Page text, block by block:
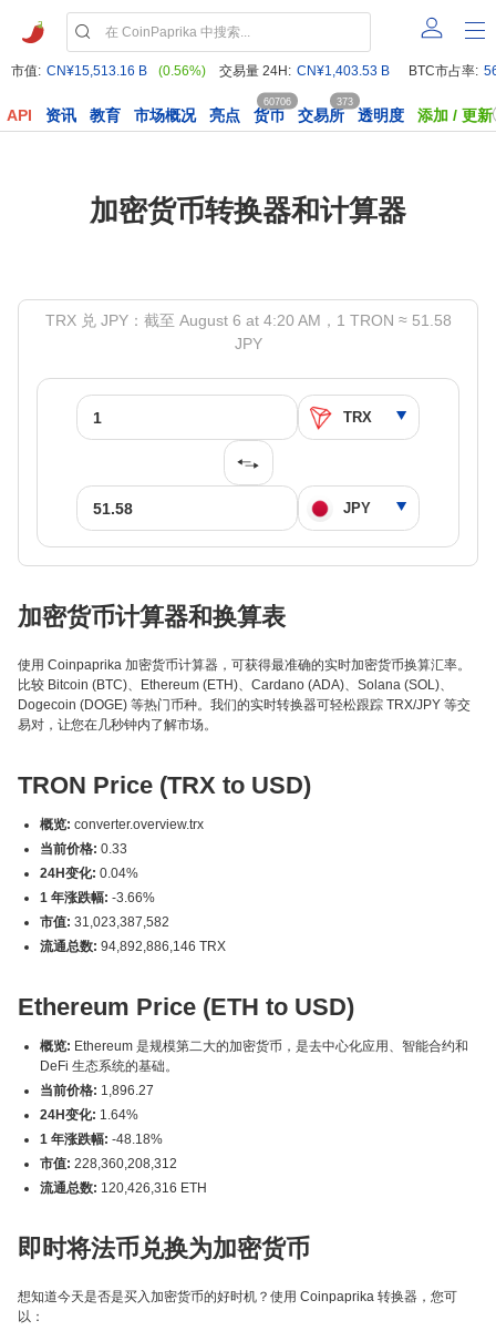
市值: CN¥15,513.16 B (0.56%) 交易量 24H: CN¥1,403.53 B BTC市占率:
API 资讯 教育 市场概况 亮点 货币
60706
交易所
373
透明度 添加 / 更新
加密货币转换器和计算器
TRX 兑 JPY：截至 August 6 at 4:20 AM，1 TRON ≈ 51.58
JPY
加密货币计算器和换算表
使用 Coinpaprika 加密货币计算器，可获得最准确的实时加密货币换算汇率。
比较 Bitcoin (BTC)、Ethereum (ETH)、Cardano (ADA)、Solana (SOL)、
Dogecoin (DOGE) 等热门币种。我们的实时转换器可轻松跟踪 TRX/JPY 等交
易对，让您在几秒钟内了解市场。
TRON Price (TRX to USD)
概览: converter.overview.trx
当前价格: 0.33
24H变化: 0.04%
1 年涨跌幅: -3.66%
市值: 31,023,387,582
流通总数: 94,892,886,146 TRX
Ethereum Price (ETH to USD)
概览: Ethereum 是规模第二大的加密货币，是去中心化应用、智能合约和
DeFi 生态系统的基础。
当前价格: 1,896.27
24H变化: 1.64%
1 年涨跌幅: -48.18%
市值: 228,360,208,312
流通总数: 120,426,316 ETH
即时将法币兑换为加密货币
想知道今天是否是买入加密货币的好时机？使用 Coinpaprika 转换器，您可
以：